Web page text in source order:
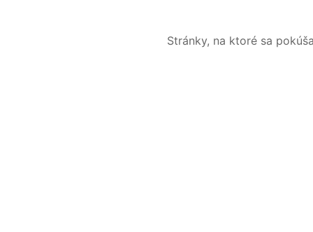
Stránky, na ktoré sa